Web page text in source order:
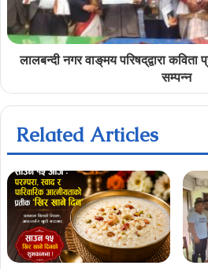
लालबन्दी नगर वाङ्‌मय परिषद्‌द्वारा
सम्पन्‍न
Related Articles